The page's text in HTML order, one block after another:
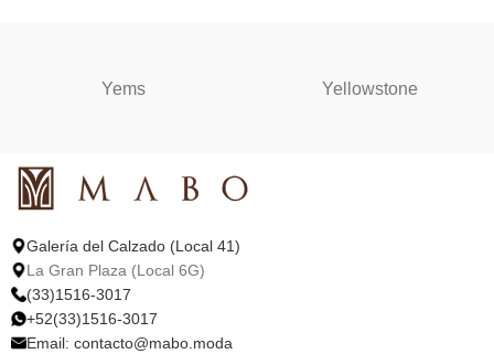
Yems Yellowstone
Galería del Calzado (Local 41)
La Gran Plaza (Local 6G)
(33)1516-3017
+52(33)1516-3017
Email: contacto@mabo.moda